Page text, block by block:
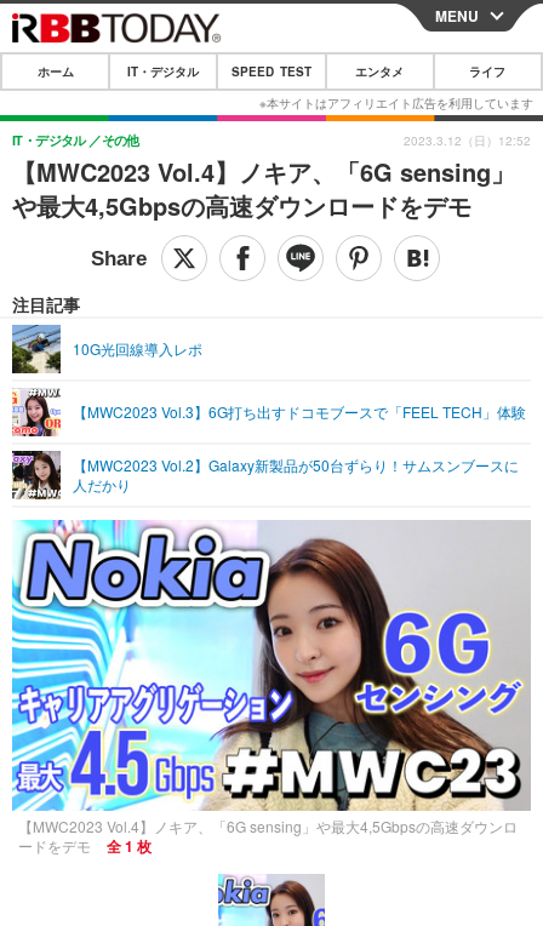
CLOSE
ホーム
IT・デジタル
IT・デジタルTOP スマートフォン
ガジェット・ツール
ショッピング その他
SPEED TEST
エンタメTOP 映画・ドラマ
ブログ
ショッピング その他
ライフTOP
リリース一覧
プッシュ通知の停止方法
MENU
ホーム IT・デジタル SPEED TEST エンタメ ライフ
【MWC2023 Vol.4】ノキア、「6G sensing」
や最大4,5Gbpsの高速ダウンロードをデモ
IT・デジタル その他
注目記事
10G光回線導入レポ
【MWC2023 Vol.3】6G打ち出すドコモブースで「FEEL TECH」体験
【MWC2023 Vol.2】Galaxy新製品が50台ずらり！サムスンブースに
人だかり
2023.3.12（日）12:52
【MWC2023 Vol.4】ノキア、「6G sensing」や最大4,5Gbpsの高速ダウンロ
ードをデモ
全 1 枚